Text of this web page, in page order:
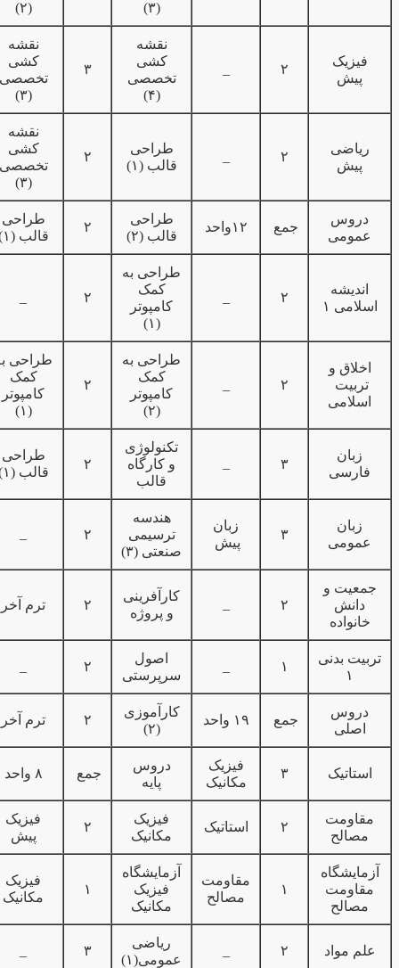
فیزیک
پیش
نقشه
کشی
تخصصی
نقشه
کشی
تخصصی
ریاضی
پیش
طراحی
قالب (۱)
نقشه
کشی
تخصصی
دروس
عمومی
جمع
طراحی
قالب (۲)
طراحی
قالب (۱)
اندیشه
اسلامی ۱
طراحی به
کمک
کامپوتر
اخلاق و
تربیت
اسلامی
طراحی به
کمک
کامپوتر
طراحی به
کمک
کامپوتر
زبان
فارسی
تکنولوژی
و کارگاه
قالب
طراحی
قالب (۱)
زبان
عمومی
زبان
پیش
هندسه
ترسیمی
صنعتی (۳)
جمعیت و
دانش
خانواده
کارآفرینی
و پروژه
ترم آخر
تربیت بدنی
اصول
سرپرستی
دروس
اصلی
جمع
کارآموزی
ترم آخر
استاتیک
فیزیک
مکانیک
دروس
پایه
جمع
مقاومت
مصالح
استاتیک
فیزیک
مکانیک
فیزیک
پیش
آزمایشگاه
مقاومت
مصالح
مقاومت
مصالح
آزمایشگاه
فیزیک
مکانیک
فیزیک
مکانیک
علم مواد
ریاضی
عمومی(۱)